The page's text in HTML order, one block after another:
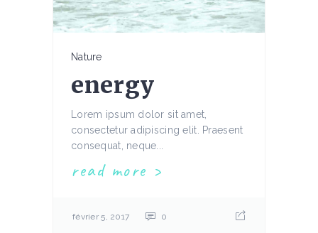
Nature
energy
Lorem ipsum dolor sit amet,
consectetur adipiscing elit. Praesent
consequat, neque...
read more
février 5, 2017 0